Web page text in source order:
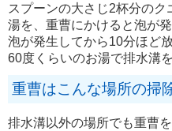
スプーンの大さじ2杯分のク
湯を、重曹にかけると泡が
泡が発生してから10分ほど
60度くらいのお湯で排水溝
重曹はこんな場所の掃
排水溝以外の場所でも重曹